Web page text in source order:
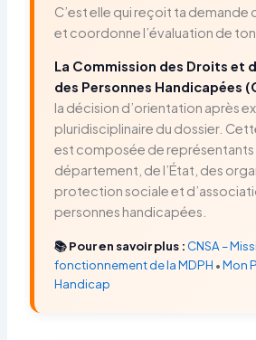
C’est elle qui reçoit ta demande
et coordonne l’évaluation de
La Commission des Droits et
des Personnes Handicapées
la décision d’orientation après
pluridisciplinaire du dossier.
est composée de représentants
département, de l’État, des
protection sociale et
personnes handicapées.
📚 Pour en savoir plus : CNSA –
fonctionnement de la MDPH •Mon
Handicap